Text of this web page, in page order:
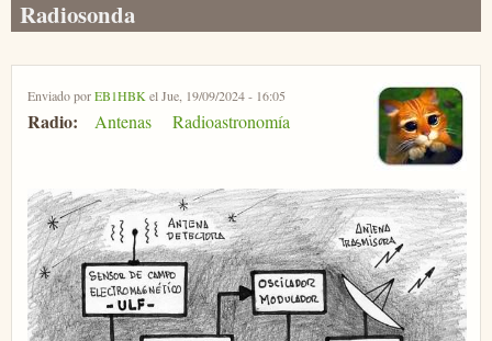
Radiosonda
Enviado porEB1HBK el Jue, 19/09/2024 - 16:05
Radio: Antenas Radioastronomía